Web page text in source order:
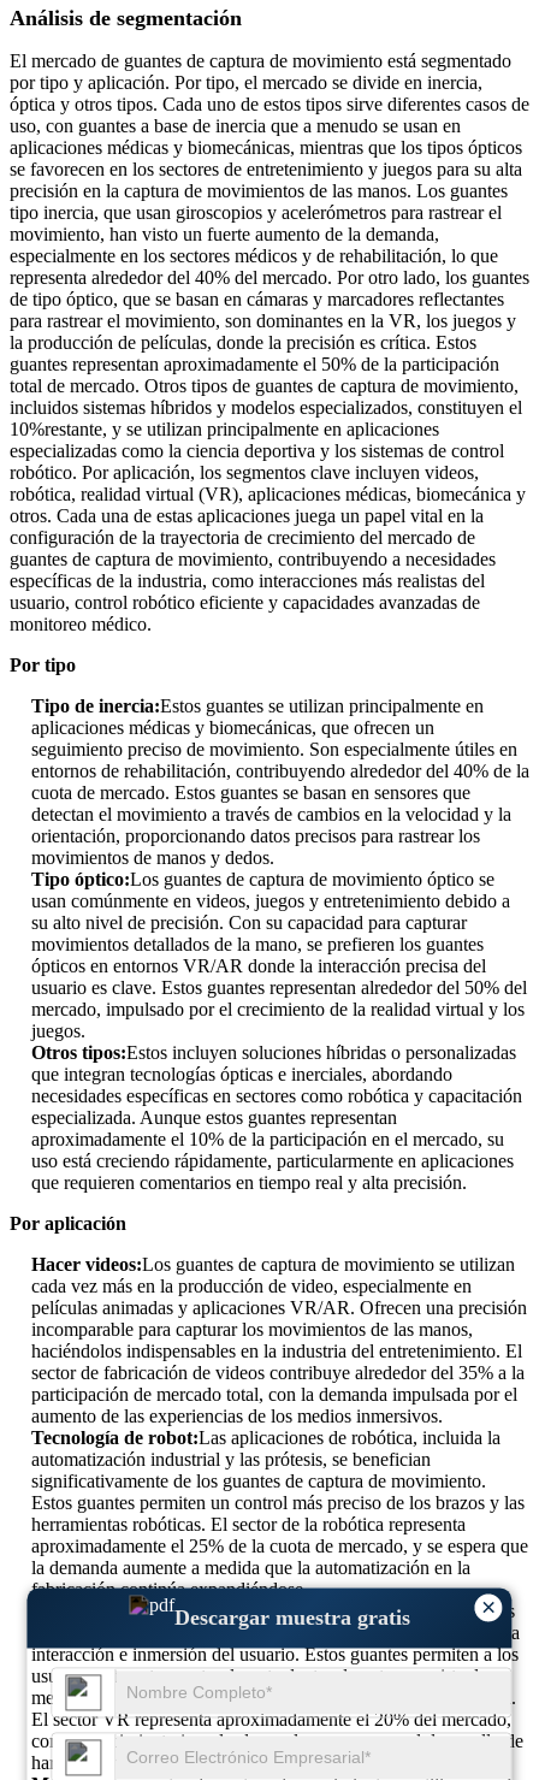
×
Descargar muestra gratis
Análisis de segmentación
El mercado de guantes de captura de movimiento está segmentado
por tipo y aplicación. Por tipo, el mercado se divide en inercia,
óptica y otros tipos. Cada uno de estos tipos sirve diferentes casos de
uso, con guantes a base de inercia que a menudo se usan en
aplicaciones médicas y biomecánicas, mientras que los tipos ópticos
se favorecen en los sectores de entretenimiento y juegos para su alta
precisión en la captura de movimientos de las manos. Los guantes
tipo inercia, que usan giroscopios y acelerómetros para rastrear el
movimiento, han visto un fuerte aumento de la demanda,
especialmente en los sectores médicos y de rehabilitación, lo que
representa alrededor del 40% del mercado. Por otro lado, los guantes
de tipo óptico, que se basan en cámaras y marcadores reflectantes
para rastrear el movimiento, son dominantes en la VR, los juegos y
la producción de películas, donde la precisión es crítica. Estos
guantes representan aproximadamente el 50% de la participación
total de mercado. Otros tipos de guantes de captura de movimiento,
incluidos sistemas híbridos y modelos especializados, constituyen el
10%restante, y se utilizan principalmente en aplicaciones
especializadas como la ciencia deportiva y los sistemas de control
robótico. Por aplicación, los segmentos clave incluyen videos,
robótica, realidad virtual (VR), aplicaciones médicas, biomecánica y
otros. Cada una de estas aplicaciones juega un papel vital en la
configuración de la trayectoria de crecimiento del mercado de
guantes de captura de movimiento, contribuyendo a necesidades
específicas de la industria, como interacciones más realistas del
usuario, control robótico eficiente y capacidades avanzadas de
monitoreo médico.
Por tipo
Tipo de inercia:Estos guantes se utilizan principalmente en
aplicaciones médicas y biomecánicas, que ofrecen un
seguimiento preciso de movimiento. Son especialmente útiles en
entornos de rehabilitación, contribuyendo alrededor del 40% de la
cuota de mercado. Estos guantes se basan en sensores que
detectan el movimiento a través de cambios en la velocidad y la
orientación, proporcionando datos precisos para rastrear los
movimientos de manos y dedos.
Tipo óptico:Los guantes de captura de movimiento óptico se
usan comúnmente en videos, juegos y entretenimiento debido a
su alto nivel de precisión. Con su capacidad para capturar
movimientos detallados de la mano, se prefieren los guantes
ópticos en entornos VR/AR donde la interacción precisa del
usuario es clave. Estos guantes representan alrededor del 50% del
mercado, impulsado por el crecimiento de la realidad virtual y los
juegos.
Otros tipos:Estos incluyen soluciones híbridas o personalizadas
que integran tecnologías ópticas e inerciales, abordando
necesidades específicas en sectores como robótica y capacitación
especializada. Aunque estos guantes representan
aproximadamente el 10% de la participación en el mercado, su
uso está creciendo rápidamente, particularmente en aplicaciones
que requieren comentarios en tiempo real y alta precisión.
Por aplicación
Hacer videos:Los guantes de captura de movimiento se utilizan
cada vez más en la producción de video, especialmente en
películas animadas y aplicaciones VR/AR. Ofrecen una precisión
incomparable para capturar los movimientos de las manos,
haciéndolos indispensables en la industria del entretenimiento. El
sector de fabricación de videos contribuye alrededor del 35% a la
participación de mercado total, con la demanda impulsada por el
aumento de las experiencias de los medios inmersivos.
Tecnología de robot:Las aplicaciones de robótica, incluida la
automatización industrial y las prótesis, se benefician
significativamente de los guantes de captura de movimiento.
Estos guantes permiten un control más preciso de los brazos y las
herramientas robóticas. El sector de la robótica representa
aproximadamente el 25% de la cuota de mercado, y se espera que
la demanda aumente a medida que la automatización en la
fabricación continúa expandiéndose.
Realidad virtual (VR):En la industria de la realidad virtual, los
guantes de captura de movimiento son esenciales para mejorar la
interacción e inmersión del usuario. Estos guantes permiten a los
usuarios interactuar naturalmente dentro de entornos virtuales,
mejorando las aplicaciones de juegos, capacitación y educación.
El sector VR representa aproximadamente el 20% del mercado,
con un crecimiento impulsado por los avances en el desarrollo de
hardware y contenido de realidad virtual.